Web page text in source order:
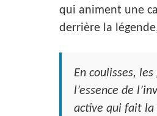
qui animent une
derrière la
En coulisses,
l’essence de
active qui fait la